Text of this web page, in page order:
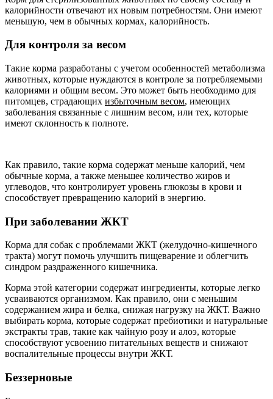
калорийности отвечают их новым потребностям. Они имеют
меньшую, чем в обычных кормах, калорийность.
Для контроля за весом
Такие корма разработаны с учетом особенностей метаболизма
животных, которые нуждаются в контроле за потребляемыми
калориями и общим весом. Это может быть необходимо для
питомцев, страдающих избыточным весом, имеющих
заболевания связанные с лишним весом, или тех, которые
имеют склонность к полноте.
Как правило, такие корма содержат меньше калорий, чем
обычные корма, а также меньшее количество жиров и
углеводов, что контролирует уровень глюкозы в крови и
способствует превращению калорий в энергию.
При заболевании ЖКТ
Корма для собак с проблемами ЖКТ (желудочно-кишечного
тракта) могут помочь улучшить пищеварение и облегчить
синдром раздраженного кишечника.
Корма этой категории содержат ингредиенты, которые легко
усваиваются организмом. Как правило, они с меньшим
содержанием жира и белка, снижая нагрузку на ЖКТ. Важно
выбирать корма, которые содержат пребиотики и натуральные
экстракты трав, такие как чайную розу и алоэ, которые
способствуют усвоению питательных веществ и снижают
воспалительные процессы внутри ЖКТ.
Беззерновые